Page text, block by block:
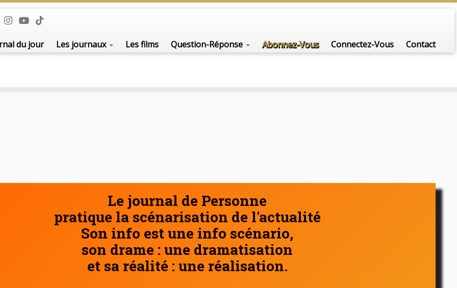
du jour Les journaux Les films Question-Réponse Abonnez-Vous Connectez-Vous Contact
Le journal de Personne
pratique la scénarisation de l'actualité
Son info est une info scénario,
son drame : une dramatisation
et sa réalité : une réalisation.